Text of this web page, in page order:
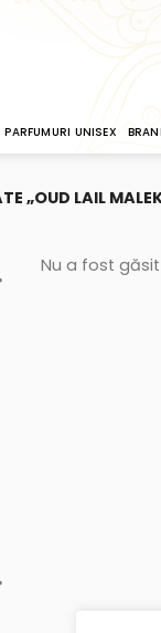
PARFUMURI UNISEX
„OUD LAIL
Nu a fost